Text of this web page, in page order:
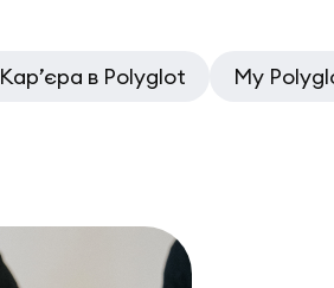
Кар’єра в Polyglot My